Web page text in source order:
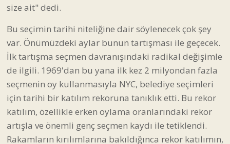
size ait" dedi.
Bu seçimin tarihi niteliğine dair söylenecek çok şey
var. Önümüzdeki aylar bunun tartışması ile geçecek.
İlk tartışma seçmen davranışındaki radikal değişimle
de ilgili. 1969'dan bu yana ilk kez 2 milyondan fazla
seçmenin oy kullanmasıyla NYC, belediye seçimleri
için tarihi bir katılım rekoruna tanıklık etti. Bu rekor
katılım, özellikle erken oylama oranlarındaki rekor
artışla ve önemli genç seçmen kaydı ile tetiklendi.
Rakamların kırılımlarına bakıldığınca rekor katılımın,